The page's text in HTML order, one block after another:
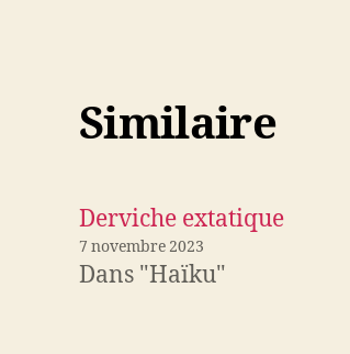
Similaire
Derviche extatique
7 novembre 2023
Dans "Haïku"